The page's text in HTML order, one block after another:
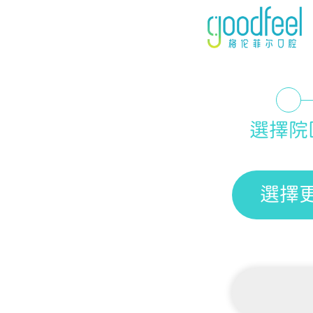
選擇院
選擇